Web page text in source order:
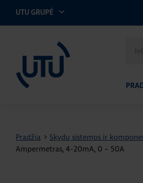
UTU GRUPĖ
Pradžia > Skydų sistemos ir
Ampermetras, 4-20mA, 0 – 50A